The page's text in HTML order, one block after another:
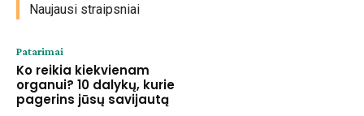
Naujausi straipsniai
Patarimai
Ko reikia kiekvienam
organui? 10 dalykų, kurie
pagerins jūsų savijautą